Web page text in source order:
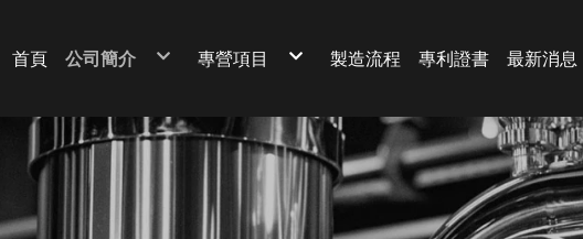
首頁 公司簡介 專營項目
發酵槽區
壓榨區
一噸移動桶
蒸煮調配鍋
製造流程 專利證書 最新消息